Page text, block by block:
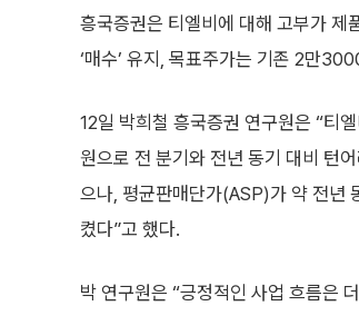
흥국증권은 티엘비에 대해 고부가 제
‘매수’ 유지, 목표주가는 기존 2만
12일 박희철 흥국증권 연구원은 “티
원으로 전 분기와 전년 동기 대비 턴
으나, 평균판매단가(ASP)가 약 전년
켰다”고 했다.
박 연구원은 “긍정적인 사업 흐름은